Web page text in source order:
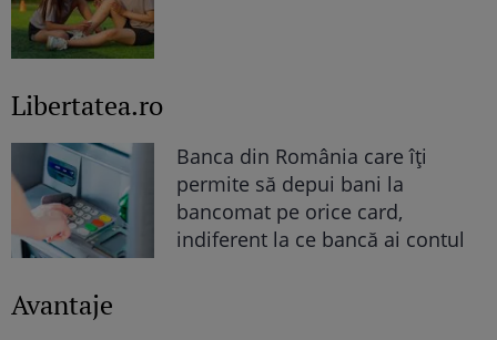
Libertatea.ro
Banca din România care îți
permite să depui bani la
bancomat pe orice card,
indiferent la ce bancă ai contul
Avantaje